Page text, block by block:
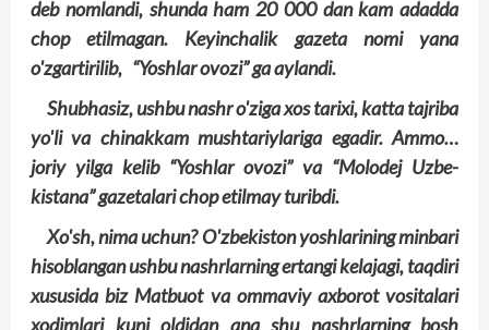
deb nomlandi, shunda ham 20 000 dan kam adadda
chop etilmagan. Keyinchalik gazeta nomi yana
o'zgartirilib, “Yoshlar ovozi” ga aylandi.
Shubhasiz, ushbu nashr o'ziga xos tarixi, katta tajriba
yo'li va chinakkam mushtariylariga egadir. Ammo…
joriy yilga kelib “Yoshlar ovozi” va “Molodej Uzbe­
kistana” gazetalari chop etilmay turibdi.
Xo'sh, nima uchun? O'zbekiston yoshlarining minbari
hisoblangan ushbu nashrlarning ertangi kelajagi, taqdiri
xususida biz Matbuot va ommaviy axborot vositalari
xodimlari kuni oldidan ana shu nashrlarning bosh